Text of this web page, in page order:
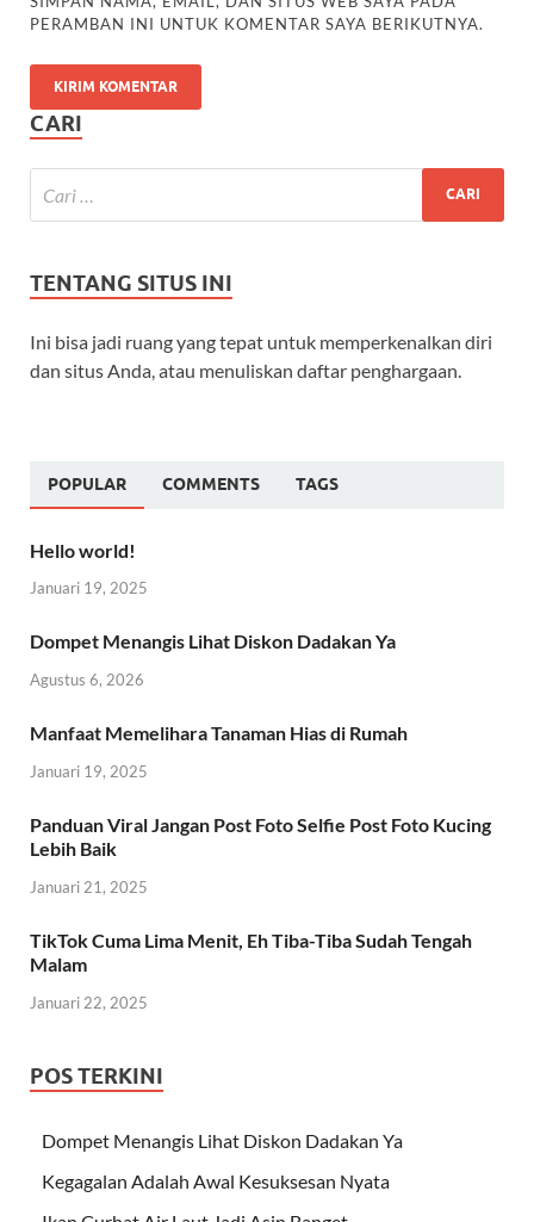
PERAMBAN INI UNTUK KOMENTAR SAYA BERIKUTNYA.
CARI
TENTANG SITUS INI
Ini bisa jadi ruang yang tepat untuk memperkenalkan diri
dan situs Anda, atau menuliskan daftar penghargaan.
POPULAR COMMENTS TAGS
Hello world!
Januari 19, 2025
Dompet Menangis Lihat Diskon Dadakan Ya
Agustus 6, 2026
Manfaat Memelihara Tanaman Hias di Rumah
Januari 19, 2025
Panduan Viral Jangan Post Foto Selfie Post Foto Kucing
Lebih Baik
Januari 21, 2025
TikTok Cuma Lima Menit, Eh Tiba-Tiba Sudah Tengah
Malam
Januari 22, 2025
POS TERKINI
Dompet Menangis Lihat Diskon Dadakan Ya
Kegagalan Adalah Awal Kesuksesan Nyata